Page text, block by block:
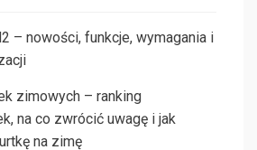
– nowości, funkcje, wymagania i
zimowych – ranking
na co zwrócić uwagę i jak
na zimę